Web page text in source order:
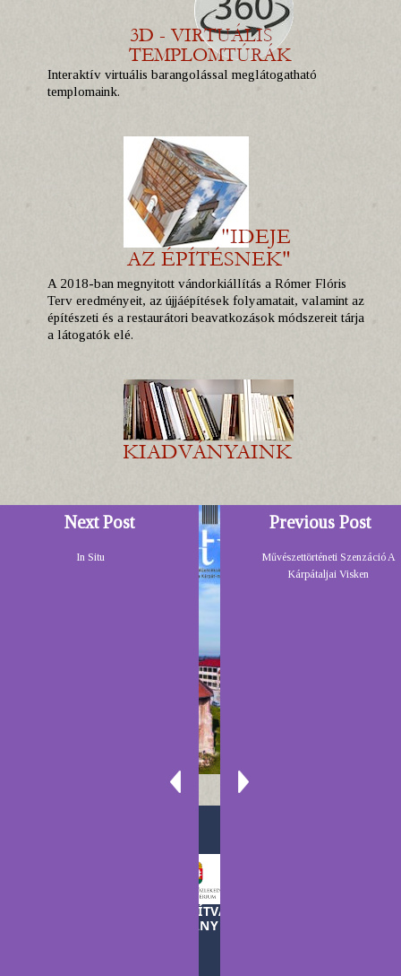
Interaktív virtuális barangolással meglátogatható
templomaink.
A 2018-ban megnyitott vándorkiállítás a Rómer Flóris
Terv eredményeit, az újjáépítések folyamatait, valamint az
építészeti és a restaurátori beavatkozások módszereit tárja
a látogatók elé.
A TELEKI LÁSZLÓ ALAPÍTVÁNY MŰKÖDÉSÉT A
MAGYAR KORMÁNY TÁMOGATJA
Previous Post
Művészettörténeti Szenzáció A
Kárpátaljai Visken
Next Post
In Situ